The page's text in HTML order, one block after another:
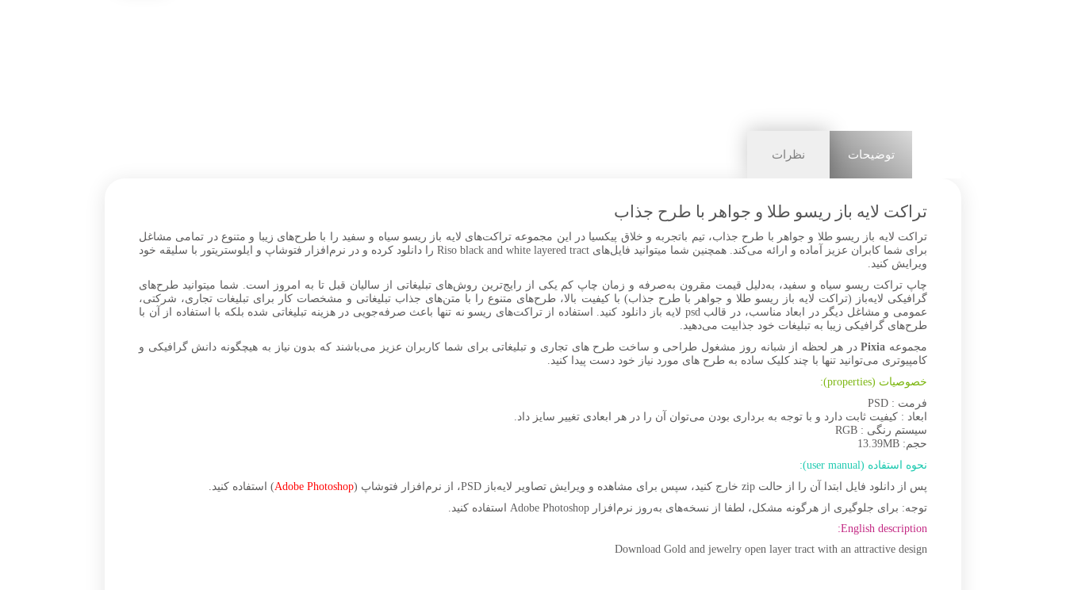
توضیحات نظرات
تراکت لایه باز ریسو طلا و جواهر با طرح جذاب
تراکت لایه باز ریسو طلا و جواهر با طرح جذاب، تیم باتجربه و خلاق پیکسیا در این مجموعه تراکت‌های لایه باز ریسو سیاه و سفید را با طرح‌های زیبا و متنوع در تمامی مشاغل
برای شما کابران عزیز آماده و ارائه می‌کند. همچنین شما میتوانید فایل‌های Riso black and white layered tract را دانلود کرده و در نرم‌افزار فتوشاپ و ایلوستریتور با سلیقه خود
ویرایش کنید.
چاپ تراکت ریسو سیاه و سفید، به‌دلیل قیمت مقرون به‌صرفه و زمان چاپ کم یکی از رایج‌ترین روش‌های تبلیغاتی از سالیان قبل تا به امروز است. شما میتوانید طرح‌های
گرافیکی لایه‌باز (تراکت لایه باز ریسو طلا و جواهر با طرح جذاب) با کیفیت بالا، طرح‌های متنوع را با متن‌های جذاب تبلیغاتی و مشخصات کار برای تبلیغات تجاری، شرکتی،
عمومی و مشاغل دیگر در ابعاد مناسب، در قالب psd لایه باز دانلود کنید. استفاده از تراکت‌های ریسو نه تنها باعث صرفه‌جویی در هزینه تبلیغاتی شده بلکه با استفاده از آن با
طرح‌های گرافیکی زیبا به تبلیغات خود جذابیت می‌‌دهید.
مجموعه Pixia در هر لحظه از شبانه روز مشغول طراحی و ساخت طرح های تجاری و تبلیغاتی برای شما کاربران عزیز می‌باشند که بدون نیاز به هیچگونه دانش گرافیکی و
کامپیوتری می‌توانید تنها با چند کلیک ساده به طرح های مورد نیاز خود دست پیدا کنید.
خصوصیات (properties):
فرمت : PSD
ابعاد : کیفیت ثابت دارد و با توجه به برداری بودن می‌توان آن را در هر ابعادی تغییر سایز داد.
سیستم رنگی : RGB
حجم: 13.39MB
نحوه استفاده (user manual):
پس از دانلود فایل ابتدا آن را از حالت zip خارج کنید، سپس برای مشاهده و ویرایش تصاویر لایه‌باز PSD، از نرم‌افزار فتوشاپ (
Adobe Photoshop) استفاده کنید.
توجه: برای جلوگیری از هرگونه مشکل، لطفا از نسخه‌های به‌روز نرم‌افزار Adobe Photoshop استفاده کنید.
English description:
Download Gold and jewelry open layer tract with an attractive design